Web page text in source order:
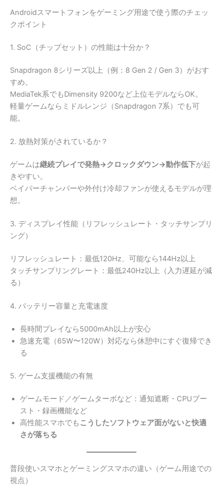
Androidスマートフォンをゲーミング用途で使う際のチェッ
クポイント
1. SoC（チップセット）の性能は十分か？
Snapdragon 8シリーズ以上（例：8 Gen 2 / Gen 3）がおす
すめ。
MediaTek系でもDimensity 9200など上位モデルならOK。
軽量ゲームならミドルレンジ（Snapdragon 7系）でも可
能。
2. 放熱対策がされているか？
ゲームは継続プレイで発熱→クロックダウン→動作低下が起
きやすい。
ベイパーチャンバーや外付け冷却ファンが使えるモデルが理
想。
3. ディスプレイ性能（リフレッシュレート・タッチサンプリ
ング）
リフレッシュレート：最低120Hz、可能なら144Hz以上
タッチサンプリングレート：最低240Hz以上（入力遅延が減
る）
4. バッテリー容量と充電速度
長時間プレイなら5000mAh以上が安心
急速充電（65W〜120W）対応なら休憩中にすぐ復帰でき
る
5. ゲーム支援機能の有無
ゲームモード／ゲームターボなど：通知遮断・CPUブー
スト・録画機能など
高性能スマホでも こうしたソフトウェア面がないと快適
さが落ちる
普段使いスマホとゲーミングスマホの違い（ゲーム用途での
視点）